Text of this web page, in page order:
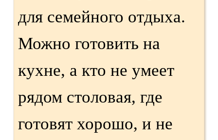
для семейного отдыха.
Можно готовить на
кухне, а кто не умеет
рядом столовая, где
готовят хорошо, и не